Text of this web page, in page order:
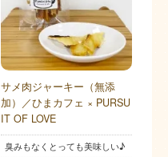
サメ肉ジャーキー（無添
加）／ひまカフェ × PURSU
IT OF LOVE
臭みもなくとっても美味しい♪